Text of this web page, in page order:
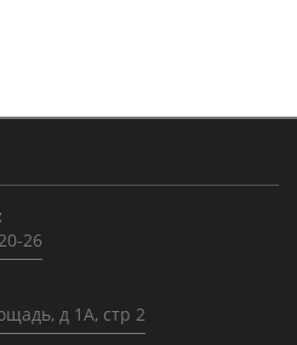
26
д 1А, стр 2